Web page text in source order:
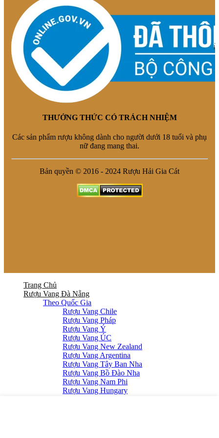
THƯỞNG THỨC CÓ TRÁCH NHIỆM
Các sản phẩm rượu không dành cho người dưới 18 tuổi và phụ
nữ đang mang thai.
Bản quyền © 2016 - 2024 Rượu Hải Gia Cát
Trang Chủ
Rượu Vang Đà Nẵng
Theo Quốc Gia
Rượu Vang Chile
Rượu Vang Pháp
Rượu Vang Ý
Rượu Vang ÚC
Rượu Vang New Zealand
Rượu Vang Argentina
Rượu Vang Tây Ban Nha
Rượu Vang Bồ Đào Nha
Rượu Vang Nam Phi
Rượu Vang Hungary